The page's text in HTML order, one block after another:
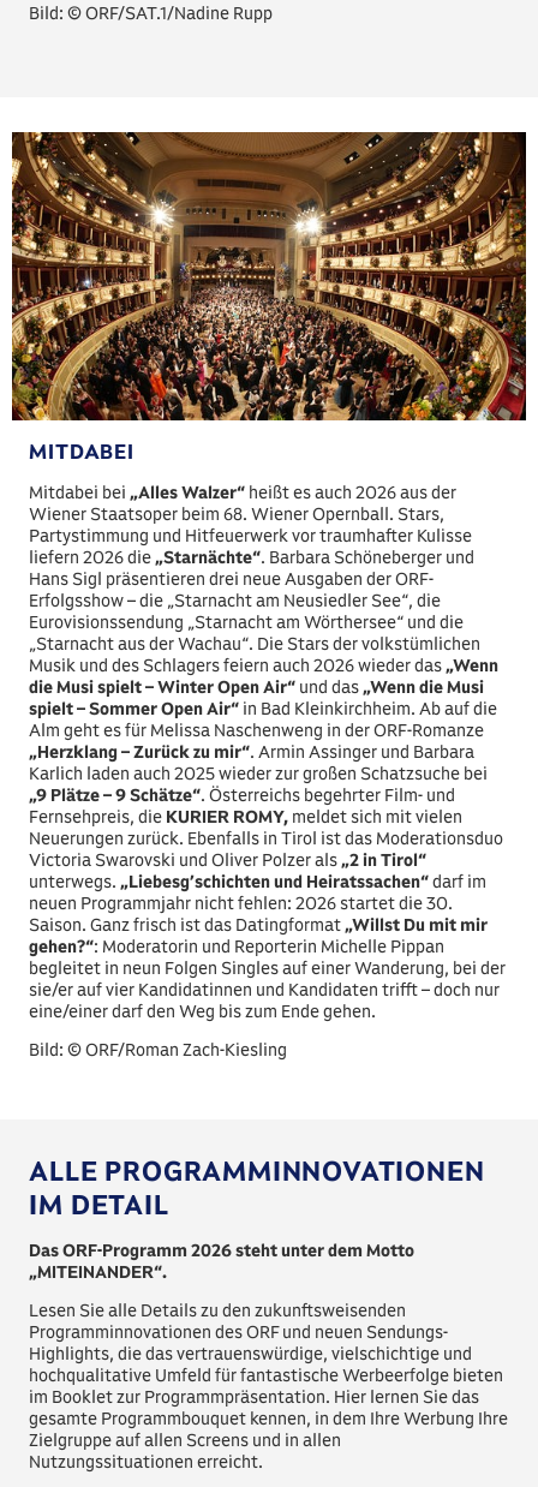
Bild: © ORF/SAT.1/Nadine Rupp
MITDABEI
Mitdabei bei„Alles Walzer“ heißt es auch 2026 aus der
Wiener Staatsoper beim 68. Wiener Opernball. Stars,
Partystimmung und Hitfeuerwerk vor traumhafter Kulisse
liefern 2026 die„Starnächte“. Barbara Schöneberger und
Hans Sigl präsentieren drei neue Ausgaben der ORF-
Erfolgsshow – die „Starnacht am Neusiedler See“, die
Eurovisionssendung „Starnacht am Wörthersee“ und die
„Starnacht aus der Wachau“. Die Stars der volkstümlichen
Musik und des Schlagers feiern auch 2026 wieder das„Wenn
die Musi spielt – Winter Open Air“ und das„Wenn die Musi
spielt – Sommer Open Air“ in Bad Kleinkirchheim. Ab auf die
Alm geht es für Melissa Naschenweng in der ORF-Romanze
„Herzklang – Zurück zu mir“. Armin Assinger und Barbara
Karlich laden auch 2025 wieder zur großen Schatzsuche bei
„9 Plätze – 9 Schätze“. Österreichs begehrter Film- und
Fernsehpreis, die KURIER ROMY, meldet sich mit vielen
Neuerungen zurück. Ebenfalls in Tirol ist das Moderationsduo
Victoria Swarovski und Oliver Polzer als„2 in Tirol“
unterwegs.„Liebesg’schichten und Heiratssachen“darf im
neuen Programmjahr nicht fehlen: 2026 startet die 30.
Saison. Ganz frisch ist das Datingformat„Willst Du mit mir
gehen?“: Moderatorin und Reporterin Michelle Pippan
begleitet in neun Folgen Singles auf einer Wanderung, bei der
sie/er auf vier Kandidatinnen und Kandidaten trifft – doch nur
eine/einer darf den Weg bis zum Ende gehen.
Bild: © ORF/Roman Zach-Kiesling
ALLE PROGRAMMINNOVATIONEN
IM DETAIL
Das ORF-Programm 2026 steht unter dem Motto
„MITEINANDER“.
Lesen Sie alle Details zu den zukunftsweisenden
Programminnovationen des ORF und neuen Sendungs-
Highlights, die das vertrauenswürdige, vielschichtige und
hochqualitative Umfeld für fantastische Werbeerfolge bieten
im Booklet zur Programmpräsentation. Hier lernen Sie das
gesamte Programmbouquet kennen, in dem Ihre Werbung Ihre
Zielgruppe auf allen Screens und in allen
Nutzungssituationen erreicht.